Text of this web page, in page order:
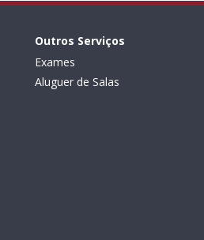
Outros Serviços
Exames
Aluguer de Salas